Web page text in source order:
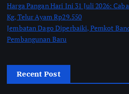
Harga Pangan Hari Ini 31 Juli 2026:
Kg, Telur Ayam Rp29.550
Jembatan Dago Diperbaiki, Pemkot
Pembangunan Baru
Recent Post